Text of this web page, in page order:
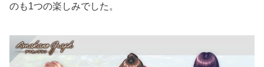
のも1つの楽しみでした。